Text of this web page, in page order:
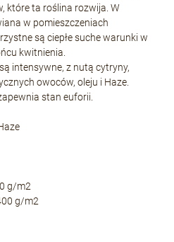
które ta roślina rozwija. W
w pomieszczeniach
są ciepłe suche warunki w
kwitnienia.
intensywne, z nutą cytryny,
owoców, oleju i Haze.
stan euforii.
g/m2
g/m2